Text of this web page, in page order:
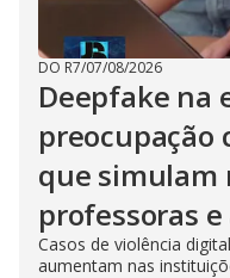
DO R7/07/08/2026
Deepfake na
preocupação
que simulam
professoras
Casos de violência
aumentam nas